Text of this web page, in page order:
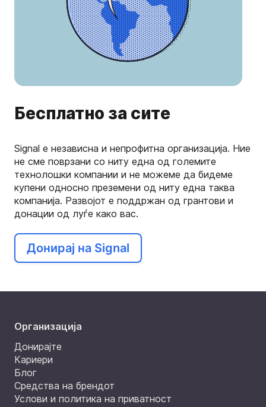
Бесплатно за сите
Signal е независна и непрофитна организација. Ние
не сме поврзани со ниту една од големите
технолошки компании и не можеме да бидеме
купени односно преземени од ниту една таква
компанија. Развојот е поддржан од грантови и
донации од луѓе како вас.
Донирај на Signal
Организација
Донирајте
Кариери
Блог
Средства на брендот
Услови и политика на приватност